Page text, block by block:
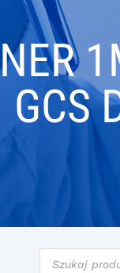
GCS
produktów